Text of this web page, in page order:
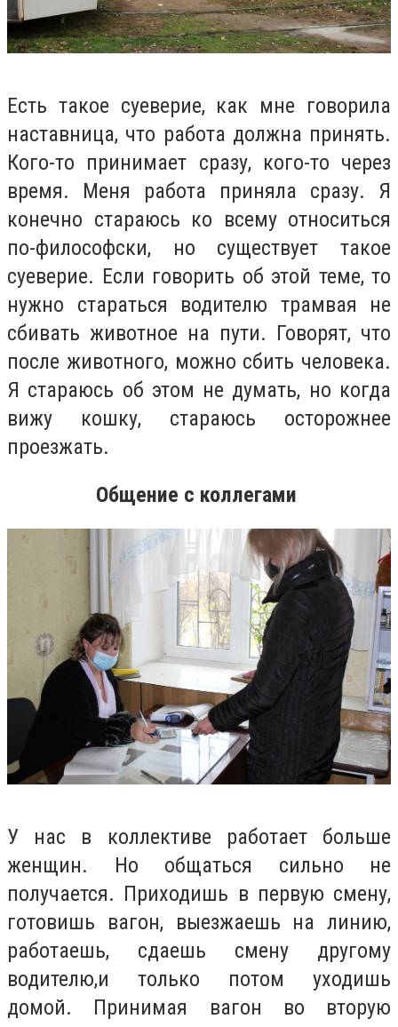
Есть такое суеверие, как мне говорила
наставница, что работа должна принять.
Кого-то принимает сразу, кого-то через
время. Меня работа приняла сразу. Я
конечно стараюсь ко всему относиться
по-философски, но существует такое
суеверие. Если говорить об этой теме, то
нужно стараться водителю трамвая не
сбивать животное на пути. Говорят, что
после животного, можно сбить человека.
Я стараюсь об этом не думать, но когда
вижу кошку, стараюсь осторожнее
проезжать.
Общение с коллегами
У нас в коллективе работает больше
женщин. Но общаться сильно не
получается. Приходишь в первую смену,
готовишь вагон, выезжаешь на линию,
работаешь, сдаешь смену другому
водителю,и только потом уходишь
домой. Принимая вагон во вторую